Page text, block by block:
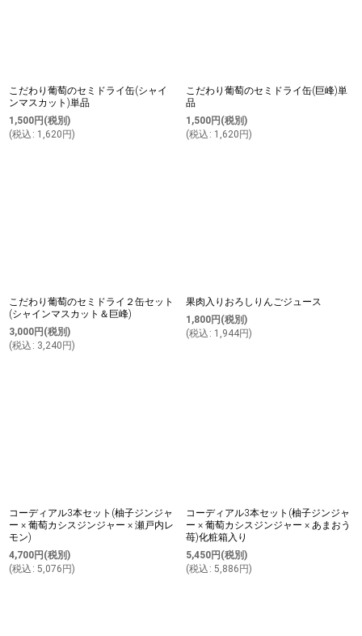
こだわり葡萄のセミドライ缶(シャイ
ンマスカット)単品
1,500円 (税別)
(税込 : 1,620 円)
こだわり葡萄のセミドライ缶(巨峰)単
品
1,500円 (税別)
(税込 : 1,620 円)
こだわり葡萄のセミドライ２缶セット
(シャインマスカット＆巨峰)
3,000円 (税別)
(税込 : 3,240 円)
果肉入りおろしりんごジュース
1,800円 (税別)
(税込 : 1,944円)
コーディアル3本セット(柚子ジンジャ
ー × 葡萄カシスジンジャー × 瀬戸内レ
モン)
4,700円 (税別)
(税込 : 5,076 円)
コーディアル3本セット(柚子ジンジャ
ー × 葡萄カシスジンジャー × あまおう
苺)化粧箱入り
5,450円 (税別)
(税込 : 5,886 円)